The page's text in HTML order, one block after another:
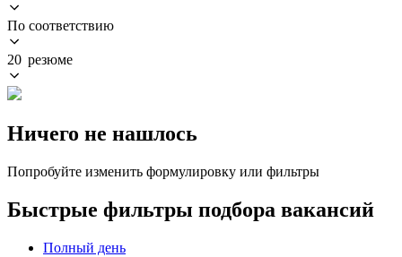
По соответствию
20 резюме
Ничего не нашлось
Попробуйте изменить формулировку или фильтры
Быстрые фильтры подбора вакансий
Полный день